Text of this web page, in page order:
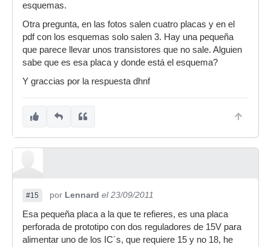
esquemas.
Otra pregunta, en las fotos salen cuatro placas y en el
pdf con los esquemas solo salen 3. Hay una pequeña
que parece llevar unos transistores que no sale. Alguien
sabe que es esa placa y donde está el esquema?
Y graccias por la respuesta dhnf
#15 por Lennard el 23/09/2011
Esa pequeña placa a la que te refieres, es una placa
perforada de prototipo con dos reguladores de 15V para
alimentar uno de los IC´s, que requiere 15 y no 18, he